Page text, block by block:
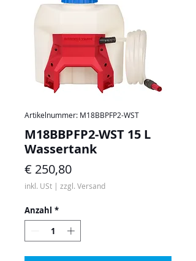
Artikelnummer: M18BBPFP2-WST
M18BBPFP2-WST 15 L
Wassertank
€ 250,80Preis
inkl. USt | zzgl. Versand
Anzahl *